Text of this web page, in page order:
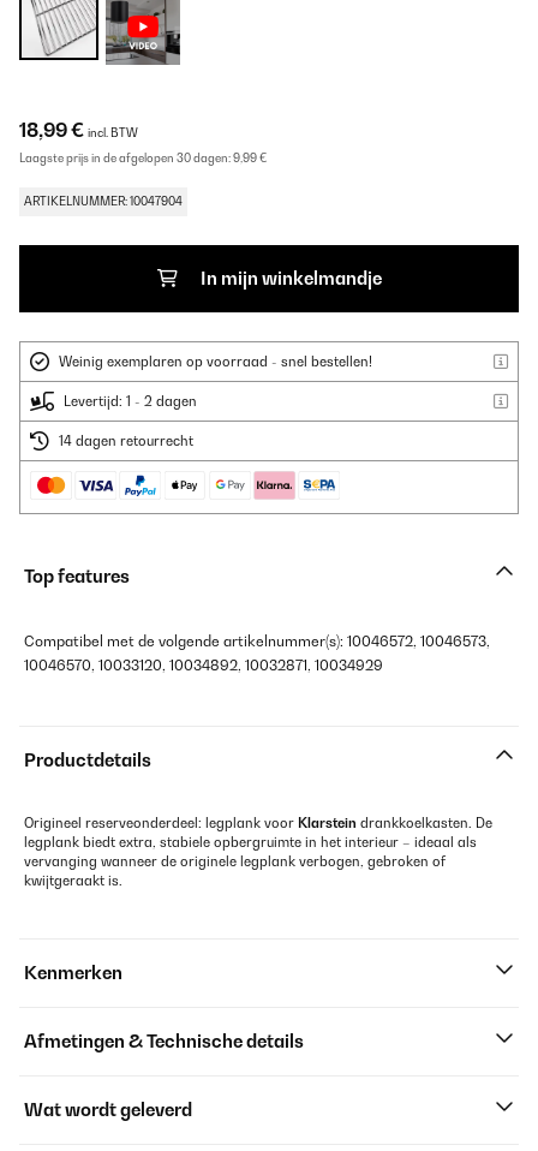
18,99 € incl. BTW
Laagste prijs in de afgelopen 30 dagen:9,99 €
ARTIKELNUMMER: 10047904
In mijn winkelmandje
Weinig exemplaren op voorraad - snel bestellen!
Levertijd: 1 - 2 dagen
14 dagen retourrecht
Top features
Compatibel met de volgende artikelnummer(s): 10046572, 10046573,
10046570, 10033120, 10034892, 10032871, 10034929
Productdetails
Origineel reserveonderdeel: legplank voor Klarstein drankkoelkasten. De
legplank biedt extra, stabiele opbergruimte in het interieur – ideaal als
vervanging wanneer de originele legplank verbogen, gebroken of
kwijtgeraakt is.
Kenmerken
Afmetingen & Technische details
Wat wordt geleverd